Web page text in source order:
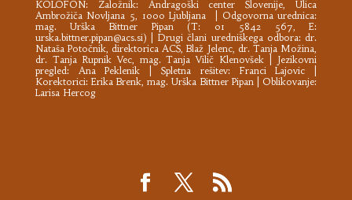
KOLOFON: Založnik: Andragoški center Slovenije, Ulica
Ambrožiča Novljana 5, 1000 Ljubljana | Odgovorna urednica:
mag. Urška Bittner Pipan (T: 01 5842 567, E:
urska.bittner.pipan@acs.si) | Drugi člani uredniškega odbora: dr.
Nataša Potočnik, direktorica ACS, Blaž Jelenc, dr. Tanja Možina,
dr. Tanja Rupnik Vec, mag. Tanja Vilič Klenovšek | Jezikovni
pregled: Ana Peklenik | Spletna rešitev: Franci Lajovic |
Korektorici: Erika Brenk, mag. Urška Bittner Pipan | Oblikovanje:
Larisa Hercog